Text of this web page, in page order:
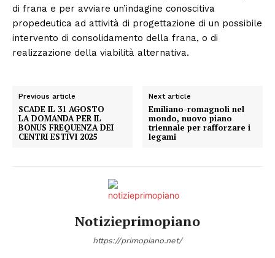
di frana e per avviare un’indagine conoscitiva
propedeutica ad attività di progettazione di un possibile
intervento di consolidamento della frana, o di
realizzazione della viabilità alternativa.
Previous article
SCADE IL 31 AGOSTO
LA DOMANDA PER IL
BONUS FREQUENZA DEI
CENTRI ESTIVI 2025
Next article
Emiliano-romagnoli nel
mondo, nuovo piano
triennale per rafforzare i
legami
Notizieprimopiano
https://primopiano.net/